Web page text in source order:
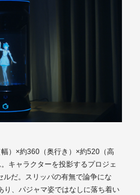
）×約360（奥行き）×約520（高
キャラクターを投影するプロジェ
だ。スリッパの有無で論争にな
り、パジャマ姿ではなしに落ち着い